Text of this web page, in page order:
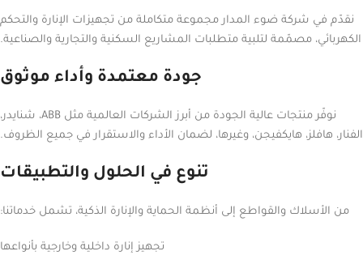
نقدّم في شركة ضوء المدار مجموعة متكاملة من تجهيزات الإنارة والتحكم
الكهربائي، مصمّمة لتلبية متطلبات المشاريع السكنية والتجارية والصناعية.
جودة معتمدة وأداء موثوق
نوفّر منتجات عالية الجودة من أبرز الشركات العالمية مثل ABB، شنايدر،
الفنار، هافلز، هايكفيجن، وغيرها، لضمان الأداء والاستقرار في جميع الظروف.
تنوع في الحلول والتطبيقات
من الأسلاك والقواطع إلى أنظمة الحماية والإنارة الذكية، تشمل خدماتنا:
تجهيز إنارة داخلية وخارجية بأنواعها